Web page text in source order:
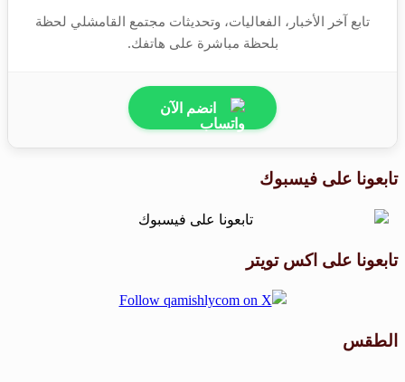
تابع آخر الأخبار، الفعاليات، وتحديثات مجتمع القامشلي لحظة
بلحظة مباشرة على هاتفك.
انضم الآن
تابعونا على فيسبوك
تابعونا على اكس تويتر
الطقس